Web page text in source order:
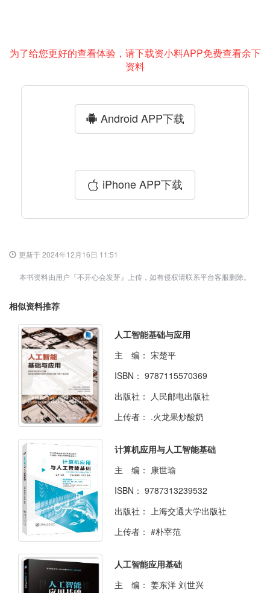
为了给您更好的查看体验，请下载资小料APP免费查看余下
资料
Android APP下载
iPhone APP下载
更新于 2024年12月16日 11:51
本书资料由用户『不开心会发芽』上传，如有侵权请联系平台客服删除。
相似资料推荐
人工智能基础与应用
主 编： 宋楚平
ISBN： 9787115570369
出版社：
人民邮电出版社
上传者： .火龙果炒酸奶
计算机应用与人工智能基础
主 编： 康世瑜
ISBN： 9787313239532
出版社：
上海交通大学出版社
上传者： #朴宰范
人工智能应用基础
主 编： 姜东洋 刘世兴